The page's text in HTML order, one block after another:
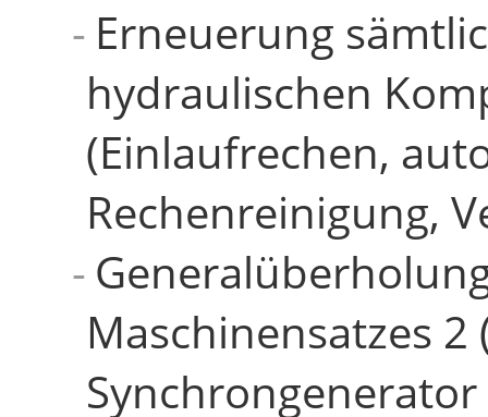
Erneuerung
hydraulischen
(Einlaufrechen,
Rechenreinigung,
Maschinensatzes 2